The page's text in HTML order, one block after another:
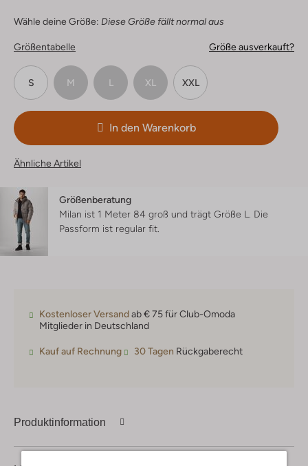
Wähle deine Größe: Diese Größe fällt normal aus
Größentabelle Größe ausverkauft?
S M L XL XXL
In den Warenkorb
Ähnliche Artikel
Größenberatung
Milan ist 1 Meter 84 groß und trägt Größe L. Die
Passform ist regular fit
Kostenloser Versandab € 75 für Club-Omoda
Mitglieder in Deutschland
Kauf auf Rechnung 30 Tagen Rückgaberecht
Produktinformation